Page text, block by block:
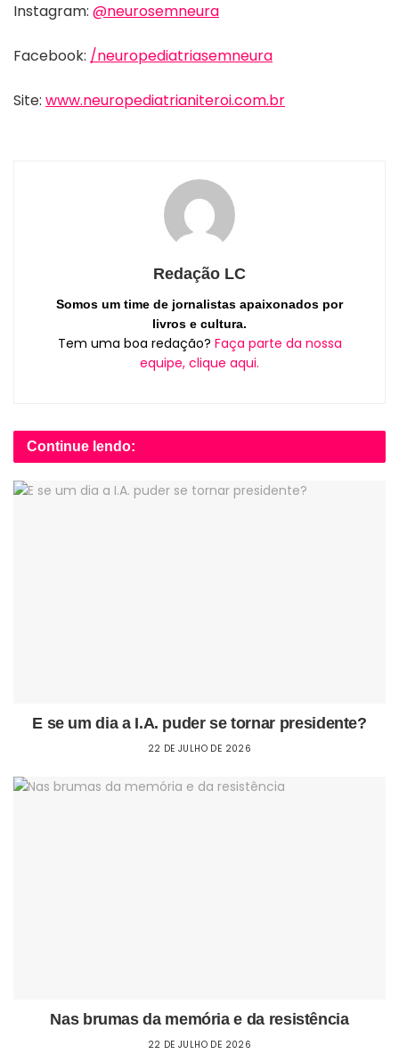
Instagram: @neurosemneura
Facebook: /neuropediatriasemneura
Site: www.neuropediatrianiteroi.com.br
Redação LC
Somos um time de jornalistas apaixonados por
livros e cultura.
Tem uma boa redação? Faça parte da nossa
equipe, clique aqui.
Continue lendo:
E se um dia a I.A. puder se tornar presidente?
22 DE JULHO DE 2026
Nas brumas da memória e da resistência
22 DE JULHO DE 2026